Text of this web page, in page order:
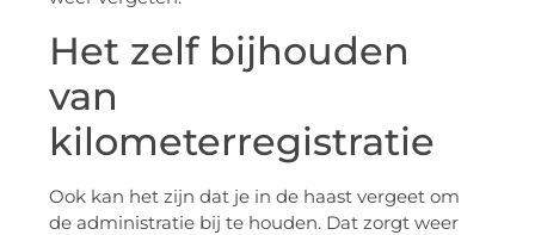
Het zelf bijhouden
van
kilometerregistratie
Ook kan het zijn dat je in de haast vergeet om
de administratie bij te houden. Dat zorgt weer